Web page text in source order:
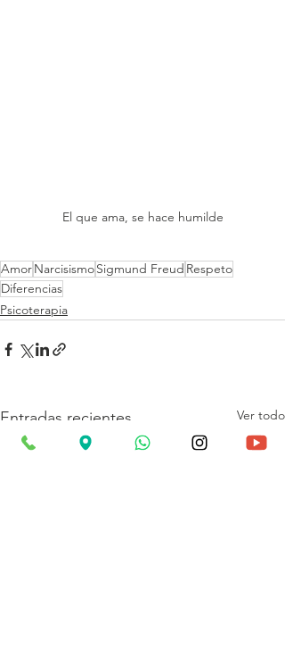
El que ama, se hace humilde
AmorNarcisismoSigmund Freud Respeto
Diferencias
Psicoterapia
Entradas recientes Ver todo